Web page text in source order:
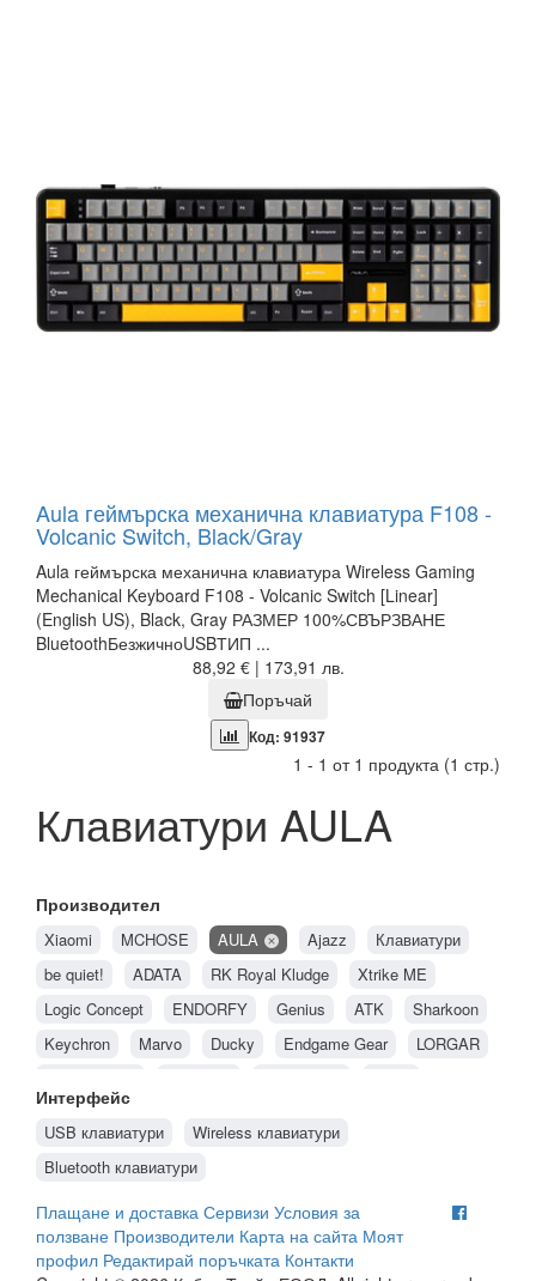
Aula геймърска механична клавиатура F108 -
Volcanic Switch, Black/Gray
Aula геймърска механична клавиатура Wireless Gaming
Mechanical Keyboard F108 - Volcanic Switch [Linear]
(English US), Black, Gray РАЗМЕР 100%СВЪРЗВАНЕ
BluetoothБезжичноUSBТИП ...
88,92 € | 173,91 лв.
Поръчай
Код: 91937
1 - 1 от 1 продукта (1 стр.)
Клавиатури AULA
Производител
Xiaomi MCHOSE AULA Ajazz
Клавиатури
be quiet!
ADATA RK Royal Kludge
Xtrike ME
Logic Concept
ENDORFY Genius ATK
Sharkoon
Keychron
Marvo Ducky Endgame Gear
LORGAR
Genesis
Rapoo MSI
Canyon
Roxpower
LogiLink MODECOM OEM
Lenovo
Logitech A4Tech Corsair
Интерфейс
USB клавиатури
Wireless клавиатури
Bluetooth клавиатури
Плащане и доставка Сервизи Условия за
ползване Производители Карта на сайта Моят
профил Редактирай поръчката Контакти